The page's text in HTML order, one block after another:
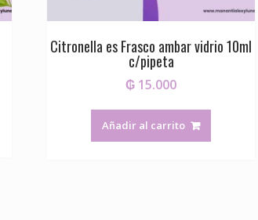
Citronella es Frasco ambar vidrio 10ml
c/pipeta
₲ 15.000
Añadir al carrito